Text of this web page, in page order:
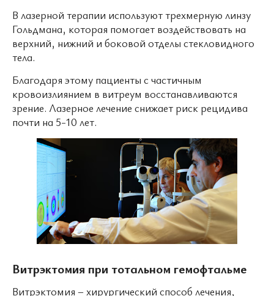
В лазерной терапии используют трехмерную линзу
Гольдмана, которая помогает воздействовать на
верхний, нижний и боковой отделы стекловидного
тела.
Благодаря этому пациенты с частичным
кровоизлиянием в витреум восстанавливаются
зрение. Лазерное лечение снижает риск рецидива
почти на 5-10 лет.
Витрэктомия при тотальном гемофтальме
Витрэктомия – хирургический способ лечения,